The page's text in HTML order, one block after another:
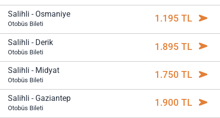
Salihli - Osmaniye
Otobüs Bileti 1.195 TL
Salihli - Derik
Otobüs Bileti 1.895 TL
Salihli - Midyat
Otobüs Bileti 1.750 TL
Salihli - Gaziantep
Otobüs Bileti 1.900 TL